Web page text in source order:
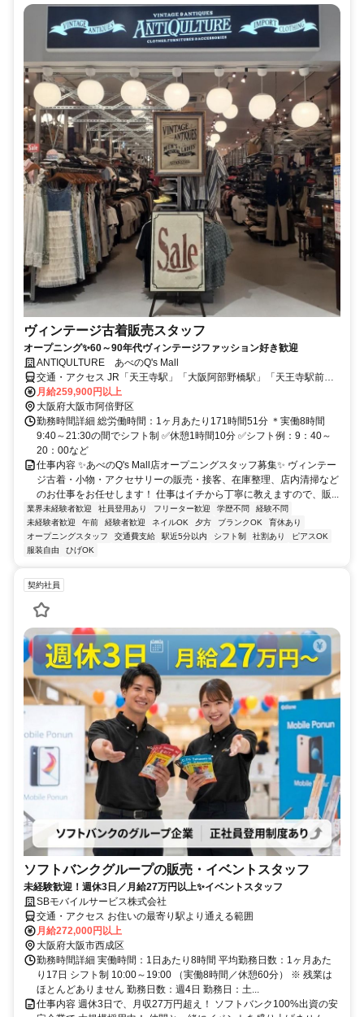
ヴィンテージ古着販売スタッフ
オープニング✨60～90年代ヴィンテージファッション好き歓迎
ANTIQULTURE あべのQ's Mall
交通・アクセス JR「天王寺駅」「大阪阿部野橋駅」「天王寺駅前
駅」「阿倍野駅」より徒歩5分
月給259,900円以上
大阪府大阪市阿倍野区
勤務時間詳細 総労働時間：1ヶ月あたり171時間51分 ＊実働8時間
9:40～21:30の間でシフト制 ✅休憩1時間10分 ✅シフト例：9：40～
20：00など
仕事内容 ✨あべのQ's Mall店オープニングスタッフ募集✨ ヴィンテー
ジ古着・小物・アクセサリーの販売・接客、在庫整理、店内清掃など
のお仕事をお任せします！ 仕事はイチから丁寧に教えますので、販...
業界未経験者歓迎 社員登用あり フリーター歓迎 学歴不問
経験不問
未経験者歓迎
午前 経験者歓迎 ネイルOK 夕方 ブランクOK
育休あり
オープニングスタッフ
交通費支給 駅近5分以内 シフト制 社割あり
ピアスOK
服装自由
ひげOK
契約社員
ソフトバンクグループの販売・イベントスタッフ
未経験歓迎！週休3日／月給27万円以上✨イベントスタッフ
SBモバイルサービス株式会社
交通・アクセス お住いの最寄り駅より通える範囲
月給272,000円以上
大阪府大阪市西成区
勤務時間詳細 実働時間：1日あたり8時間 平均勤務日数：1ヶ月あた
り17日 シフト制 10:00～19:00 （実働8時間／休憩60分） ※ 残業は
ほとんどありません 勤務日数：週4日 勤務日：土...
仕事内容 週休3日で、月収27万円超え！ ソフトバンク100%出資の安